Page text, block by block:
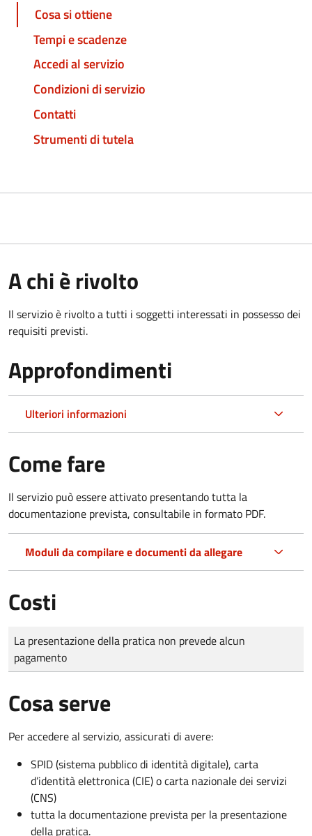
Cosa si ottiene
Tempi e scadenze
Accedi al servizio
Condizioni di servizio
Contatti
Strumenti di tutela
A chi è rivolto
Il servizio è rivolto a tutti i soggetti interessati in possesso dei
requisiti previsti.
Approfondimenti
Ulteriori informazioni
Come fare
Il servizio può essere attivato presentando tutta la
documentazione prevista, consultabile in formato PDF.
Moduli da compilare e documenti da allegare
Costi
Tipo di pagamento
Importo
La presentazione della pratica non prevede alcun
pagamento
Cosa serve
Per accedere al servizio, assicurati di avere:
SPID (sistema pubblico di identità digitale), carta
d’identità elettronica (CIE) o carta nazionale dei servizi
(CNS)
tutta la documentazione prevista per la presentazione
della pratica.